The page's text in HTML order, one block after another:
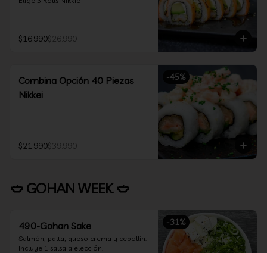
$16.990$26.990
-45%
Combina Opción 40 Piezas
Nikkei
$21.990$39.990
🥙 GOHAN WEEK 🥙
-31%
490-Gohan Sake
Salmón, palta, queso crema y cebollín.
Incluye 1 salsa a elección.